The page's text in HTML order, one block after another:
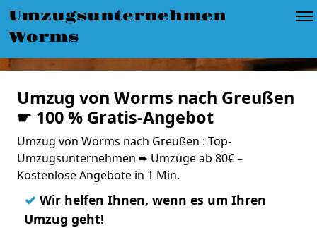
Umzugsunternehmen
Worms
Umzug von Worms nach Greußen
☛ 100 % Gratis-Angebot
Umzug von Worms nach Greußen : Top-
Umzugsunternehmen ➨ Umzüge ab 80€ –
Kostenlose Angebote in 1 Min.
✓ Wir helfen Ihnen, wenn es um Ihren
Umzug geht!